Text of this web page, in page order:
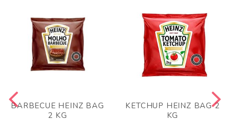
BARBECUE HEINZ BAG
2 KG
KETCHUP HEINZ BAG 2
KG